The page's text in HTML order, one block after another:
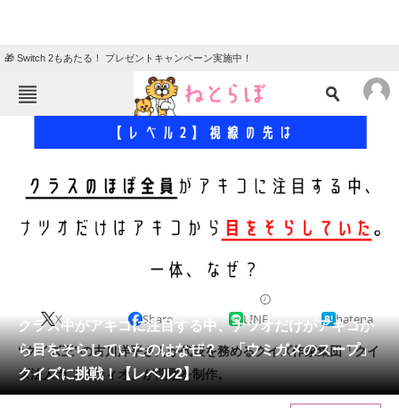
🎁 Switch 2もあたる！ プレゼントキャンペーン実施中！
ニュース
エンタメ クイズ
会員記事
メディア
注目記事を集めた総合ページ
クラス中がアキコに注目する中、ナツオだけがアキコか
ら目をそらしていたのはなぜ？ 「ウミガメのスープ」
クイズに挑戦！【レベル2】
X Share LINE hatena
“クイズ王”の古川洋平さんが代表を務めるクイズ作家集団「クイ
ズ法人カプリティオ」が問題を制作。